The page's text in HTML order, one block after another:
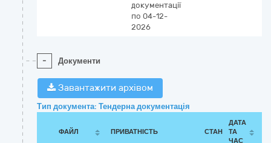
документації
по 04-12-
2026
- Документи
Завантажити архівом
Тип документа: Тендерна документація
ФАЙЛ ПРИВАТНІСТЬ СТАН
ДАТА
ТА
ЧАС